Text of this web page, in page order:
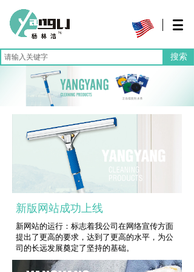
搜索
新版网站成功上线
新网站的运行：标志着我公司在网络宣传方面
提出了更高的要求，达到了更高的水平，为公
司的长远发展奠定了坚持的基础。